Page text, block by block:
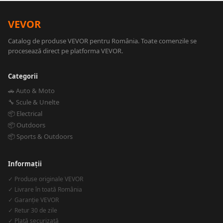
VEVOR
Catalog de produse VEVOR pentru România. Toate comenzile se
procesează direct pe platforma VEVOR.
Categorii
🚗 Auto & Moto
🔧 Scule & Unelte
📦 Electrical
📦 Outdoors
📦 Sports & Outdoors
Informații
✓ Produse originale VEVOR
✓ Livrare în toată România
✓ Garanție VEVOR
✓ Retur 30 de zile
✓ Plată securizată